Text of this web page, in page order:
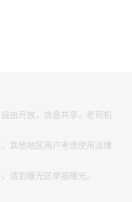
由开放，信息共享，老司机
其他地区用户考虑使用法律
请到曝光区举报曝光。